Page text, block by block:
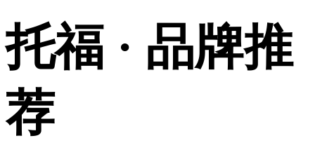
托福 · 品牌推
荐